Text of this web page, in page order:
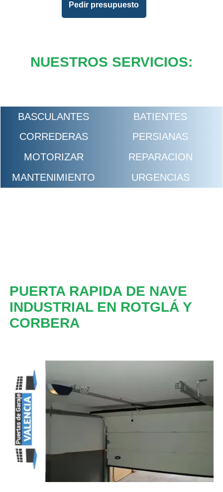
Pedir presupuesto
NUESTROS SERVICIOS:
BASCULANTES
BATIENTES
CORREDERAS
PERSIANAS
MOTORIZAR
REPARACION
MANTENIMIENTO
URGENCIAS
PUERTA RAPIDA DE NAVE
INDUSTRIAL EN ROTGLÁ Y
CORBERA